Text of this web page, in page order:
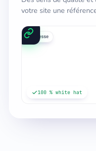
votre site une
presse
100 % white hat